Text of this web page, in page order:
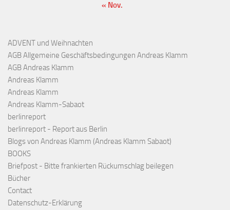
« Nov.
ADVENT und Weihnachten
AGB Allgemeine Geschäftsbedingungen Andreas Klamm
AGB Andreas Klamm
Andreas Klamm
Andreas Klamm
Andreas Klamm-Sabaot
berlinreport
berlinreport - Report aus Berlin
Blogs von Andreas Klamm (Andreas Klamm Sabaot)
BOOKS
Briefpost - Bitte frankierten Rückumschlag beilegen
Bücher
Contact
Datenschutz-Erklärung